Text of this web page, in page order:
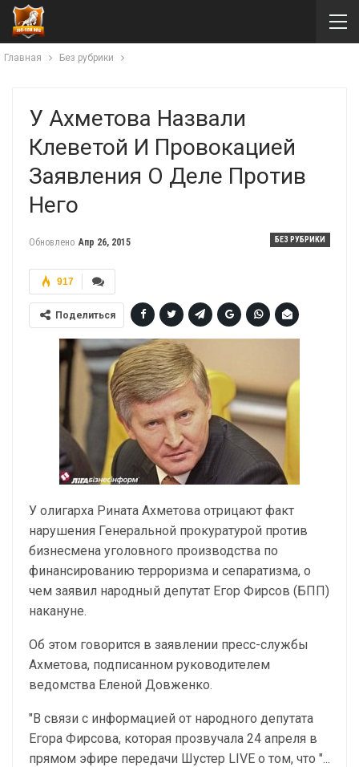
Главная Без рубрики
У Ахметова Назвали
Клеветой И Провокацией
Заявления О Деле Против
Него
БЕЗ РУБРИКИ
Обновлено Апр 26, 2015
917
Поделиться
У олигарха Рината Ахметова отрицают факт
нарушения Генеральной прокуратурой против
бизнесмена уголовного производства по
финансированию терроризма и сепаратизма, о
чем заявил народный депутат Егор Фирсов (БПП)
накануне.
Об этом говорится в заявлении пресс-службы
Ахметова, подписанном руководителем
ведомства Еленой Довженко.
"В связи с информацией от народного депутата
Егора Фирсова, которая прозвучала 24 апреля в
прямом эфире передачи Шустер LIVE о том, что "...